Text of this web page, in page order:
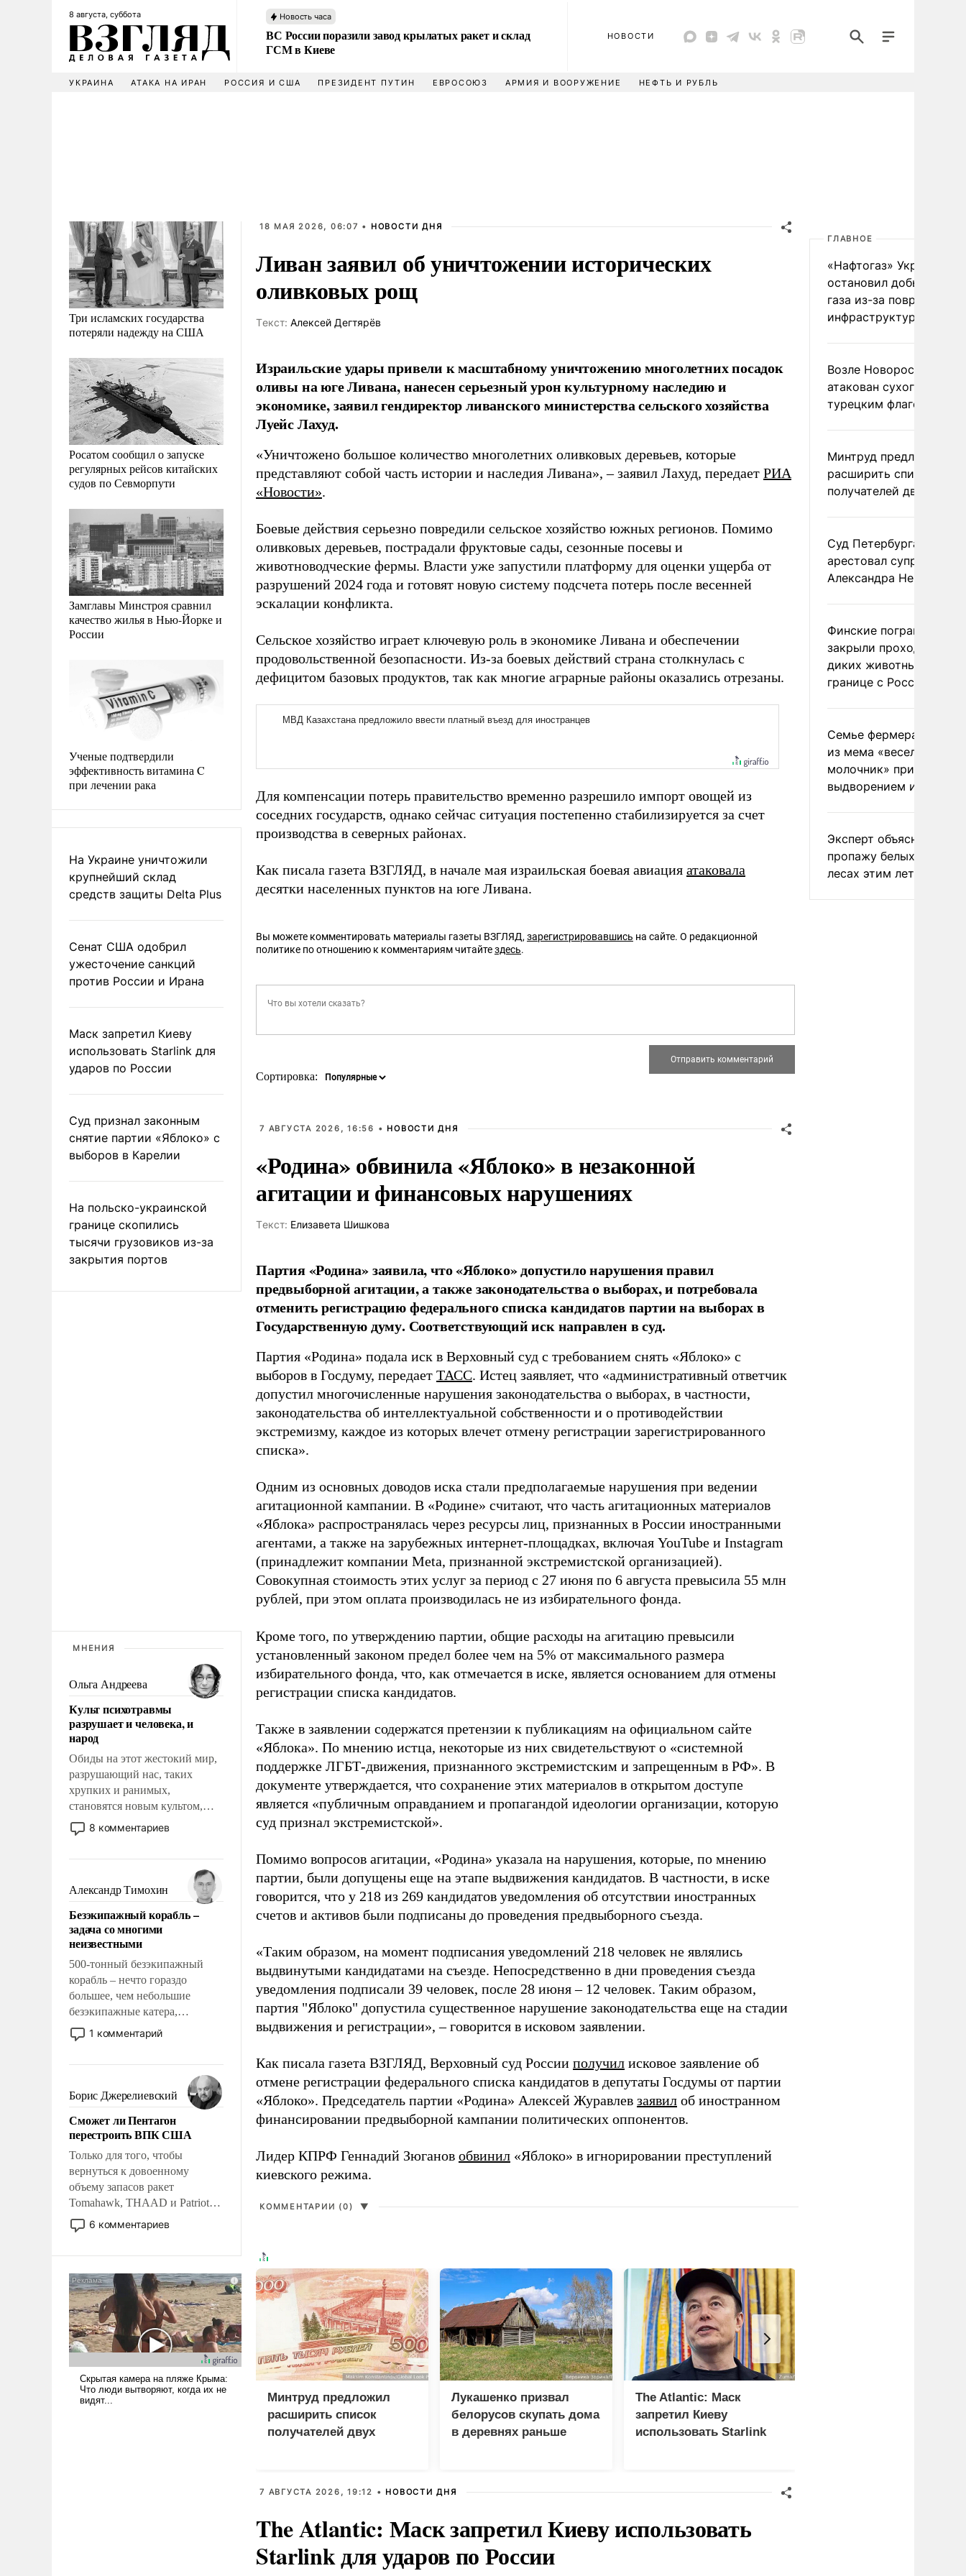
8 августа, суббота Новость часа
ВС России поразили завод крылатых ракет и склад
ГСМ в Киеве
НОВОСТИ
УКРАИНА АТАКА НА ИРАН РОССИЯ И США ПРЕЗИДЕНТ ПУТИН ЕВРОСОЮЗ АРМИЯ И ВООРУЖЕНИЕ НЕФТЬ И РУБЛЬ
Три исламских государства
потеряли надежду на США
Росатом сообщил о запуске
регулярных рейсов китайских
судов по Севморпути
Замглавы Минстроя сравнил
качество жилья в Нью-Йорке и
России
Ученые подтвердили
эффективность витамина C
при лечении рака
На Украине уничтожили
крупнейший склад
средств защиты Delta Plus
Сенат США одобрил
ужесточение санкций
против России и Ирана
Маск запретил Киеву
использовать Starlink для
ударов по России
Суд признал законным
снятие партии «Яблоко» с
выборов в Карелии
На польско-украинской
границе скопились
тысячи грузовиков из-за
закрытия портов
МНЕНИЯ
Ольга Андреева
Культ психотравмы
разрушает и человека, и
народ
Обиды на этот жестокий мир,
разрушающий нас, таких
хрупких и ранимых,
становятся новым культом,
постепенно вытесняя и
отменяя традиционное
мужественным и твердым под
ударами судьбы, брать на себя
ответственность, помогать
слабым, идти вперед и
адаптироваться.
8 комментариев
Александр Тимохин
Безэкипажный корабль –
задача со многими
неизвестными
500-тонный безэкипажный
корабль – нечто гораздо
большее, чем небольшие
безэкипажные катера,
применение которых уже
стало обыденностью. Задача по
сложна и амбициозна. Однако
и ее реализация радикально
поднимет наши боевые
возможности.
1 комментарий
Борис Джерелиевский
Сможет ли Пентагон
перестроить ВПК США
Только для того, чтобы
вернуться к довоенному
объему запасов ракет
Tomahawk, THAAD и Patriot
США потребуется более трех
лет. Даже небольшая война с
Сложившаяся ситуация
означает многолетний период
уязвимости США, например,
перед Китаем.
6 комментариев
18 МАЯ 2026, 06:07 • НОВОСТИ ДНЯ
Ливан заявил об уничтожении исторических
оливковых рощ
Tекст: Алексей Дегтярёв
Израильские удары привели к масштабному уничтожению многолетних посадок
оливы на юге Ливана, нанесен серьезный урон культурному наследию и
экономике, заявил гендиректор ливанского министерства сельского хозяйства
Луейс Лахуд.
«Уничтожено большое количество многолетних оливковых деревьев, которые
представляют собой часть истории и наследия Ливана», – заявил Лахуд, передает РИА
«Новости».
Боевые действия серьезно повредили сельское хозяйство южных регионов. Помимо
оливковых деревьев, пострадали фруктовые сады, сезонные посевы и
животноводческие фермы. Власти уже запустили платформу для оценки ущерба от
разрушений 2024 года и готовят новую систему подсчета потерь после весенней
эскалации конфликта.
Сельское хозяйство играет ключевую роль в экономике Ливана и обеспечении
продовольственной безопасности. Из-за боевых действий страна столкнулась с
дефицитом базовых продуктов, так как многие аграрные районы оказались отрезаны.
Для компенсации потерь правительство временно разрешило импорт овощей из
соседних государств, однако сейчас ситуация постепенно стабилизируется за счет
производства в северных районах.
Как писала газета ВЗГЛЯД, в начале мая израильская боевая авиация атаковала
десятки населенных пунктов на юге Ливана.
Вы можете комментировать материалы газеты ВЗГЛЯД, зарегистрировавшись на сайте. О редакционной
политике по отношению к комментариям читайтездесь.
Сортировка:
7 АВГУСТА 2026, 16:56 • НОВОСТИ ДНЯ
«Родина» обвинила «Яблоко» в незаконной
агитации и финансовых нарушениях
Tекст: Елизавета Шишкова
Партия «Родина» заявила, что «Яблоко» допустило нарушения правил
предвыборной агитации, а также законодательства о выборах, и потребовала
отменить регистрацию федерального списка кандидатов партии на выборах в
Государственную думу. Соответствующий иск направлен в суд.
Партия «Родина» подала иск в Верховный суд с требованием снять «Яблоко» с
выборов в Госдуму, передает ТАСС. Истец заявляет, что «административный ответчик
допустил многочисленные нарушения законодательства о выборах, в частности,
законодательства об интеллектуальной собственности и о противодействии
экстремизму, каждое из которых влечет отмену регистрации зарегистрированного
списка».
Одним из основных доводов иска стали предполагаемые нарушения при ведении
агитационной кампании. В «Родине» считают, что часть агитационных материалов
«Яблока» распространялась через ресурсы лиц, признанных в России иностранными
агентами, а также на зарубежных интернет-площадках, включая YouTube и Instagram
(принадлежит компании Meta, признанной экстремистской организацией).
Совокупная стоимость этих услуг за период с 27 июня по 6 августа превысила 55 млн
рублей, при этом оплата производилась не из избирательного фонда.
Кроме того, по утверждению партии, общие расходы на агитацию превысили
установленный законом предел более чем на 5% от максимального размера
избирательного фонда, что, как отмечается в иске, является основанием для отмены
регистрации списка кандидатов.
Также в заявлении содержатся претензии к публикациям на официальном сайте
«Яблока». По мнению истца, некоторые из них свидетельствуют о «системной
поддержке ЛГБТ-движения, признанного экстремистским и запрещенным в РФ». В
документе утверждается, что сохранение этих материалов в открытом доступе
является «публичным оправданием и пропагандой идеологии организации, которую
суд признал экстремистской».
Помимо вопросов агитации, «Родина» указала на нарушения, которые, по мнению
партии, были допущены еще на этапе выдвижения кандидатов. В частности, в иске
говорится, что у 218 из 269 кандидатов уведомления об отсутствии иностранных
счетов и активов были подписаны до проведения предвыборного съезда.
«Таким образом, на момент подписания уведомлений 218 человек не являлись
выдвинутыми кандидатами на съезде. Непосредственно в дни проведения съезда
уведомления подписали 39 человек, после 28 июня – 12 человек. Таким образом,
партия "Яблоко" допустила существенное нарушение законодательства еще на стадии
выдвижения и регистрации», – говорится в исковом заявлении.
Как писала газета ВЗГЛЯД, Верховный суд России получил исковое заявление об
отмене регистрации федерального списка кандидатов в депутаты Госдумы от партии
«Яблоко». Председатель партии «Родина» Алексей Журавлев заявил об иностранном
финансировании предвыборной кампании политических оппонентов.
Лидер КПРФ Геннадий Зюганов обвинил «Яблоко» в игнорировании преступлений
киевского режима.
КОММЕНТАРИИ (0) ▼
Минтруд предложил
расширить список
получателей двух
Лукашенко призвал
белорусов скупать дома
в деревнях раньше
The Atlantic: Маск
запретил Киеву
использовать Starlink
7 АВГУСТА 2026, 19:12 • НОВОСТИ ДНЯ
The Atlantic: Маск запретил Киеву использовать
Starlink для ударов по России
ГЛАВНОЕ
«Нафтогаз» Украины
остановил добычу
газа из-за повреждения
инфраструктуры
Возле Новороссийска
атакован сухогруз под
турецким флагом
Минтруд предложил
расширить список
получателей двух
Суд Петербурга заочно
арестовал супругу
Александра Невзорова
Финские пограничники
закрыли проходы для
диких животных на
границе с Россией
Семье фермера
из мема «веселый
молочник» пригрозили
выдворением из
Эксперт объяснил
пропажу белых грибов
лесах этим летом